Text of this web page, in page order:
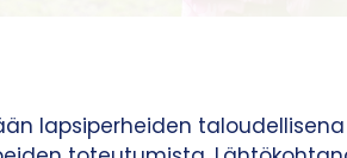
lapsiperheiden